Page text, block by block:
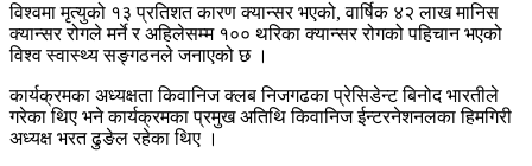
विश्वमा मृत्युको १३ प्रतिशत कारण क्यान्सर भएको, वार्षिक ४२ लाख मानिस
क्यान्सर रोगले मर्ने र अहिलेसम्म १०० थरिका क्यान्सर रोगको पहिचान भएको
विश्व स्वास्थ्य सङ्गठनले जनाएको छ ।
कार्यक्रमका अध्यक्षता किवानिज क्लब निजगढका प्रेसिडेन्ट बिनोद भारतीले
गरेका थिए भने कार्यक्रमका प्रमुख अतिथि किवानिज ईन्टरनेशनलका हिमगिरी
अध्यक्ष भरत ढुङेल रहेका थिए ।